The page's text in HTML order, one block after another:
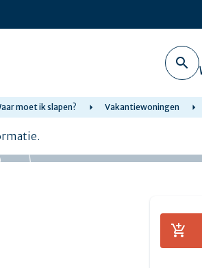
moet ik slapen? Vakantiewoningen